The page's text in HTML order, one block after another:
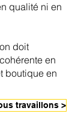
qualité ni en
doit
en
boutique en
travaillons >